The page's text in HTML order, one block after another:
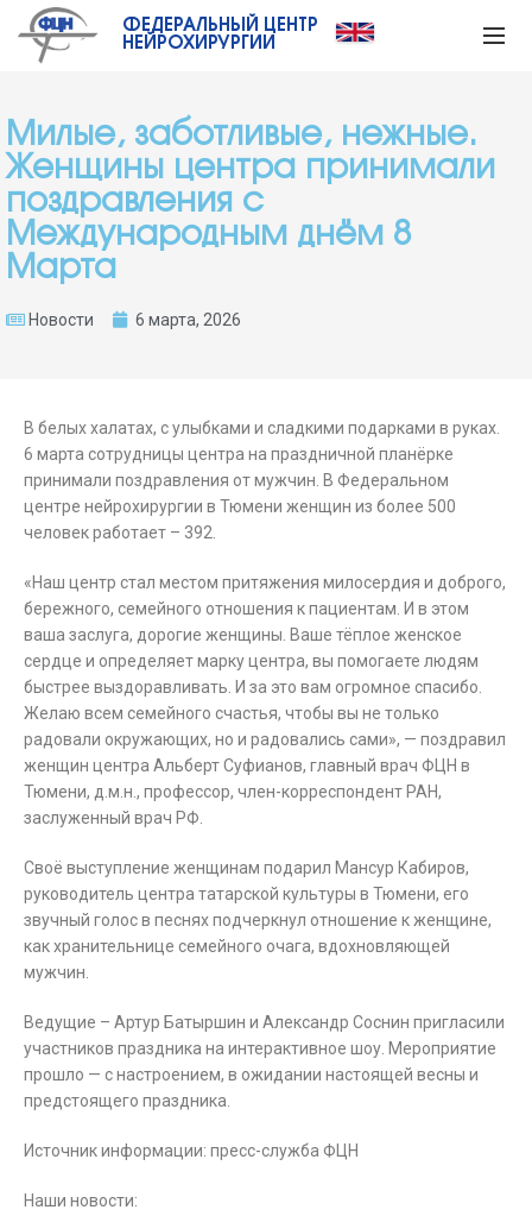
ФЕДЕРАЛЬНЫЙ ЦЕНТР
НЕЙРОХИРУРГИИ
Милые, заботливые, нежные.
Женщины центра принимали
поздравления с
Международным днём 8
Марта
Новости 6 марта, 2026
В белых халатах, с улыбками и сладкими подарками в руках.
6 марта сотрудницы центра на праздничной планёрке
принимали поздравления от мужчин. В Федеральном
центре нейрохирургии в Тюмени женщин из более 500
человек работает – 392.
«Наш центр стал местом притяжения милосердия и доброго,
бережного, семейного отношения к пациентам. И в этом
ваша заслуга, дорогие женщины. Ваше тёплое женское
сердце и определяет марку центра, вы помогаете людям
быстрее выздоравливать. И за это вам огромное спасибо.
Желаю всем семейного счастья, чтобы вы не только
радовали окружающих, но и радовались сами», — поздравил
женщин центра Альберт Суфианов, главный врач ФЦН в
Тюмени, д.м.н., профессор, член-корреспондент РАН,
заслуженный врач РФ.
Своё выступление женщинам подарил Мансур Кабиров,
руководитель центра татарской культуры в Тюмени, его
звучный голос в песнях подчеркнул отношение к женщине,
как хранительнице семейного очага, вдохновляющей
мужчин.
Ведущие – Артур Батыршин и Александр Соснин пригласили
участников праздника на интерактивное шоу. Мероприятие
прошло — с настроением, в ожидании настоящей весны и
предстоящего праздника.
Источник информации: пресс-служба ФЦН
Наши новости: